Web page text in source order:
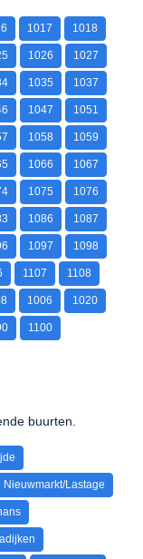
1017 1018
1026 1027
1035 1037
1047 1051
1058 1059
1066 1067
1075 1076
1086 1087
1097 1098
1107 1108
1006 1020
1100
buurten.
Nieuwmarkt/Lastage